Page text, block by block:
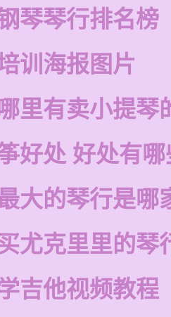
琴琴行排名榜
训海报图片
里有卖小提琴
好处 好处有哪
大的琴行是哪
尤克里里的琴
吉他视频教程